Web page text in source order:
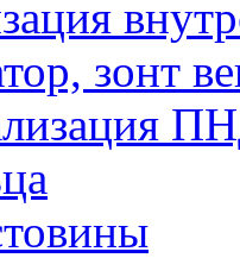
зонт